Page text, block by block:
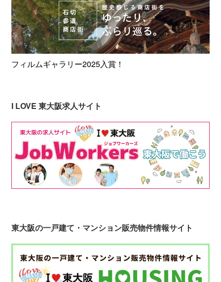
フィルムギャラリー2025入賞！
I LOVE 東大阪求人サイト
東大阪の一戸建て・マンション販売物件情報サイト